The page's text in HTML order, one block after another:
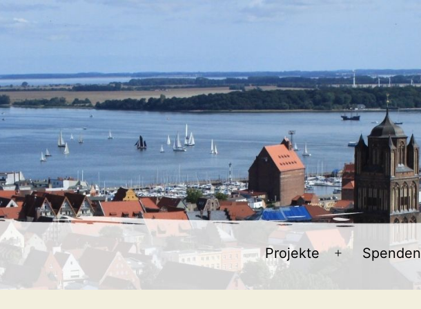
Projekte
Menü
Spenden